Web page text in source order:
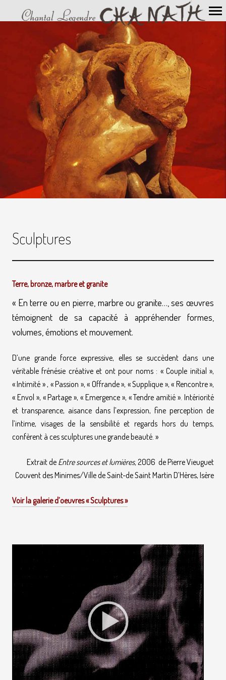
Navigation
principale
Sculptures
Terre, bronze, marbre et granite
« En terre ou en pierre, marbre ou granite…, ses œuvres
témoignent de sa capacité à appréhender formes,
volumes, émotions et mouvement.
D’une grande force expressive, elles se succèdent dans une
véritable frénésie créative et ont pour noms : « Couple initial »,
« Intimité » , « Passion », « Offrande », « Supplique », « Rencontre »,
« Envol », « Partage », « Emergence », « Tendre amitié ». Intériorité
et transparence, aisance dans l’expression, fine perception de
l’intime, visages de la sensibilité et regards hors du temps,
confèrent à ces sculptures une grande beauté. »
Extrait de Entre sources et lumières,2006 de Pierre Vieuguet
Couvent des Minimes/Ville de Saint-de Saint Martin D’Hères, Isère
Voir la galerie d’oeuvres « Sculptures »